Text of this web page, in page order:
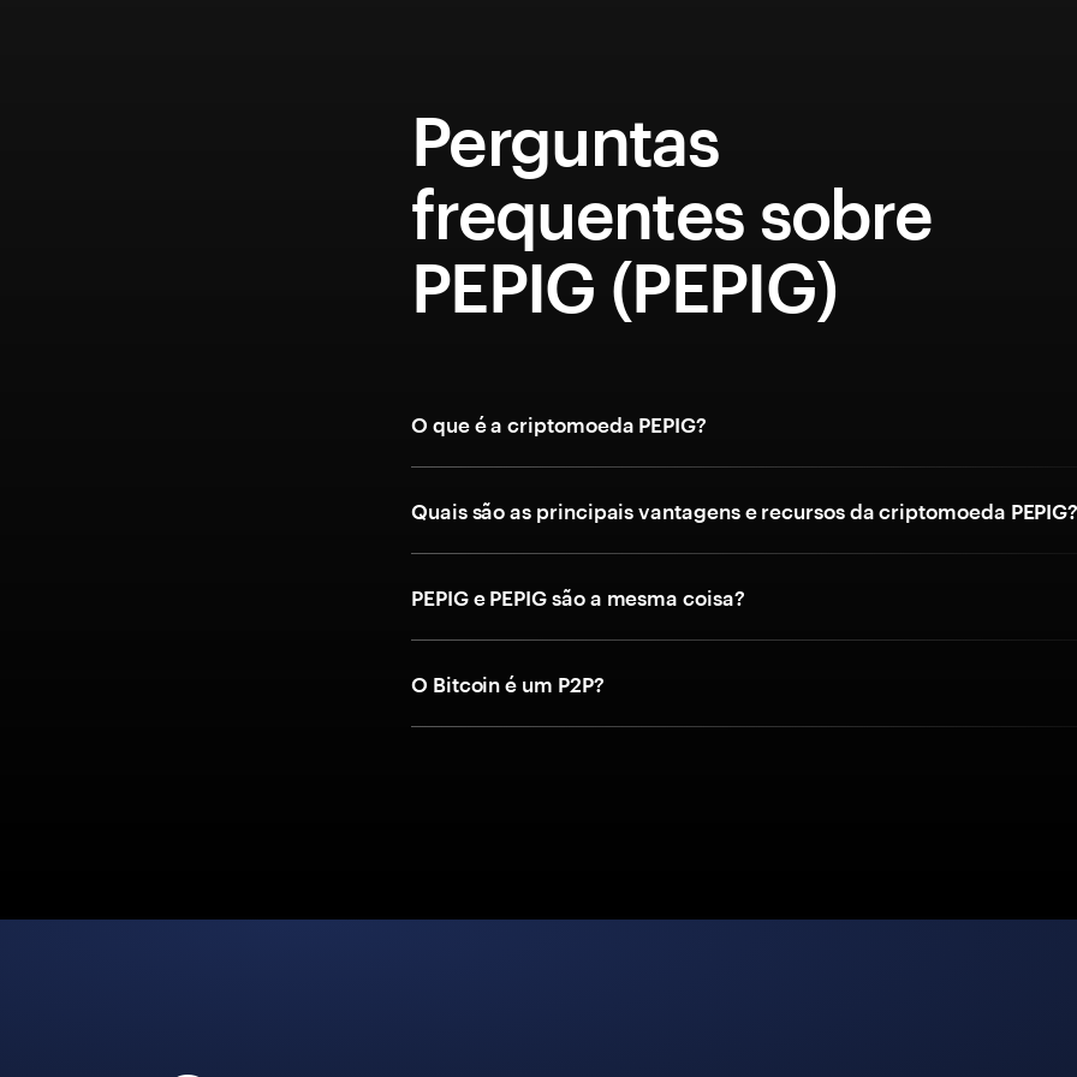
Perguntas
frequentes sobre
PEPIG (PEPIG)
O que é a criptomoeda PEPIG?
Quais são as principais vantagens e recursos da criptomoeda
PEPIG e PEPIG são a mesma coisa?
O Bitcoin é um P2P?